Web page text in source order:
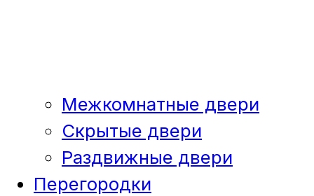
Межкомнатные двери
Скрытые двери
Раздвижные двери
Перегородки